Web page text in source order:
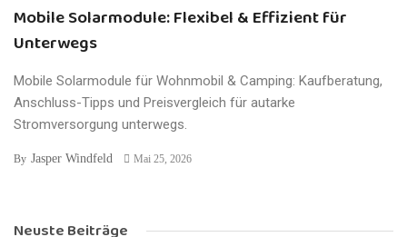
Mobile Solarmodule: Flexibel & Effizient für
Unterwegs
Mobile Solarmodule für Wohnmobil & Camping: Kaufberatung,
Anschluss-Tipps und Preisvergleich für autarke
Stromversorgung unterwegs.
By Jasper Windfeld Mai 25, 2026
Neuste Beiträge